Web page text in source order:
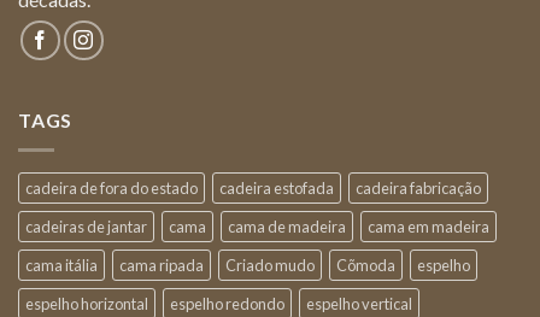
TAGS
cadeira de fora do estado cadeira estofada
cadeira fabricação
cadeiras de jantar
cama cama de madeira
cama em madeira
cama itália
cama ripada Criado mudo Cõmoda
espelho
espelho horizontal
espelho redondo
espelho vertical